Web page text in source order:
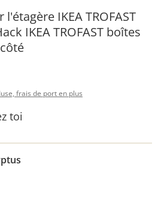
IKEA TROFAST
IKEA TROFAST boîtes
frais de port en plus
toi